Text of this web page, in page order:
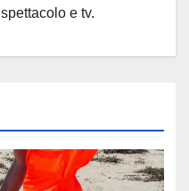
e tv.